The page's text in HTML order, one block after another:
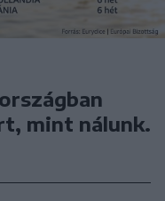
mint nálunk.